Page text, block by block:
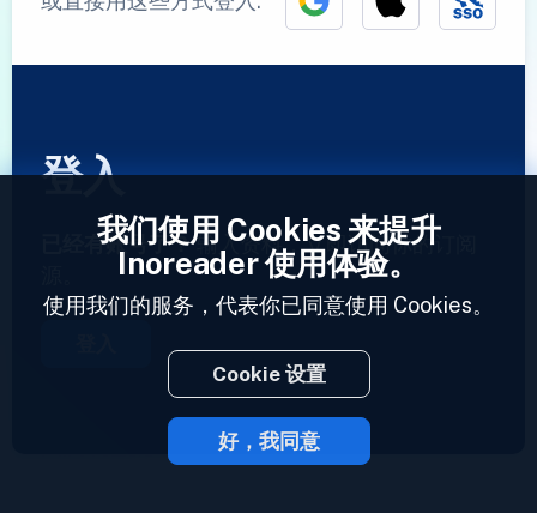
登入
已经有账号了？输入资料，立即访问你的订阅
2023 © Inoreader
我们使用 Cookies 来提升
Inoreader 使用体验。
使用我们的服务，代表你已同意使用 Cookies。
Cookie 设置
好，我同意